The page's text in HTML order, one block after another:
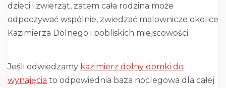
dzieci i zwierząt, zatem cała rodzina może
odpoczywać wspólnie, zwiedzać malownicze okolice
Kazimierza Dolnego i pobliskich miejscowości.
Jeśli odwiedzamy kazimierz dolny domki do
wynajęcia to odpowiednia baza noclegowa dla całej